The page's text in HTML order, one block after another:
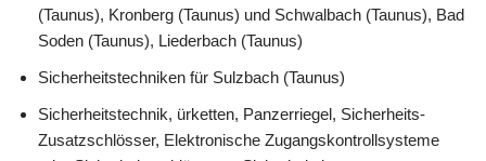
(Taunus), Kronberg (Taunus) und Schwalbach (Taunus), Bad
Soden (Taunus), Liederbach (Taunus)
Sicherheitstechniken für Sulzbach (Taunus)
Sicherheitstechnik, ürketten, Panzerriegel, Sicherheits-
Zusatzschlösser, Elektronische Zugangskontrollsysteme